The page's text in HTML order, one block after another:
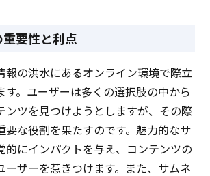
要性と利点
報の洪水にあるオンライン環境で際立
す。ユーザーは多くの選択肢の中から
ンツを見つけようとしますが、その際
要な役割を果たすのです。魅力的なサ
的にインパクトを与え、コンテンツの
ーザーを惹きつけます。また、サムネ